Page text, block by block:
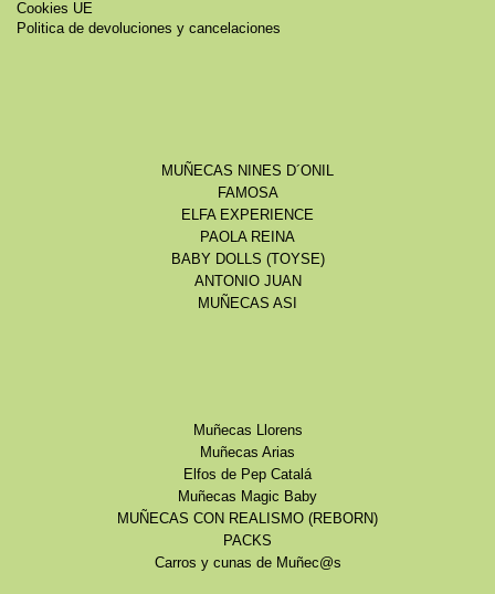
Cookies UE
Politica de devoluciones y cancelaciones
MUÑECAS NINES D´ONIL
FAMOSA
ELFA EXPERIENCE
PAOLA REINA
BABY DOLLS (TOYSE)
ANTONIO JUAN
MUÑECAS ASI
Muñecas Llorens
Muñecas Arias
Elfos de Pep Catalá
Muñecas Magic Baby
MUÑECAS CON REALISMO (REBORN)
PACKS
Carros y cunas de Muñec@s